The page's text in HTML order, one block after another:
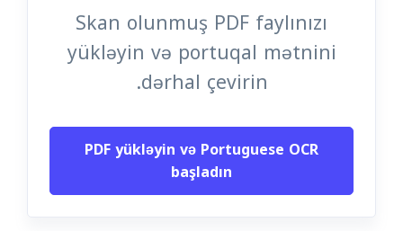
Skan olunmuş PDF faylınızı
yükləyin və portuqal mətnini
dərhal çevirin.
PDF yükləyin və Portuguese OCR
başladın